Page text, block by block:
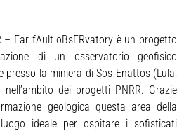
– Far fAult oBsERvatory è un progetto
di un osservatorio geofisico
presso la miniera di Sos Enattos (Lula,
dei progetti PNRR. Grazie
geologica questa area della
ideale per ospitare i sofisticati